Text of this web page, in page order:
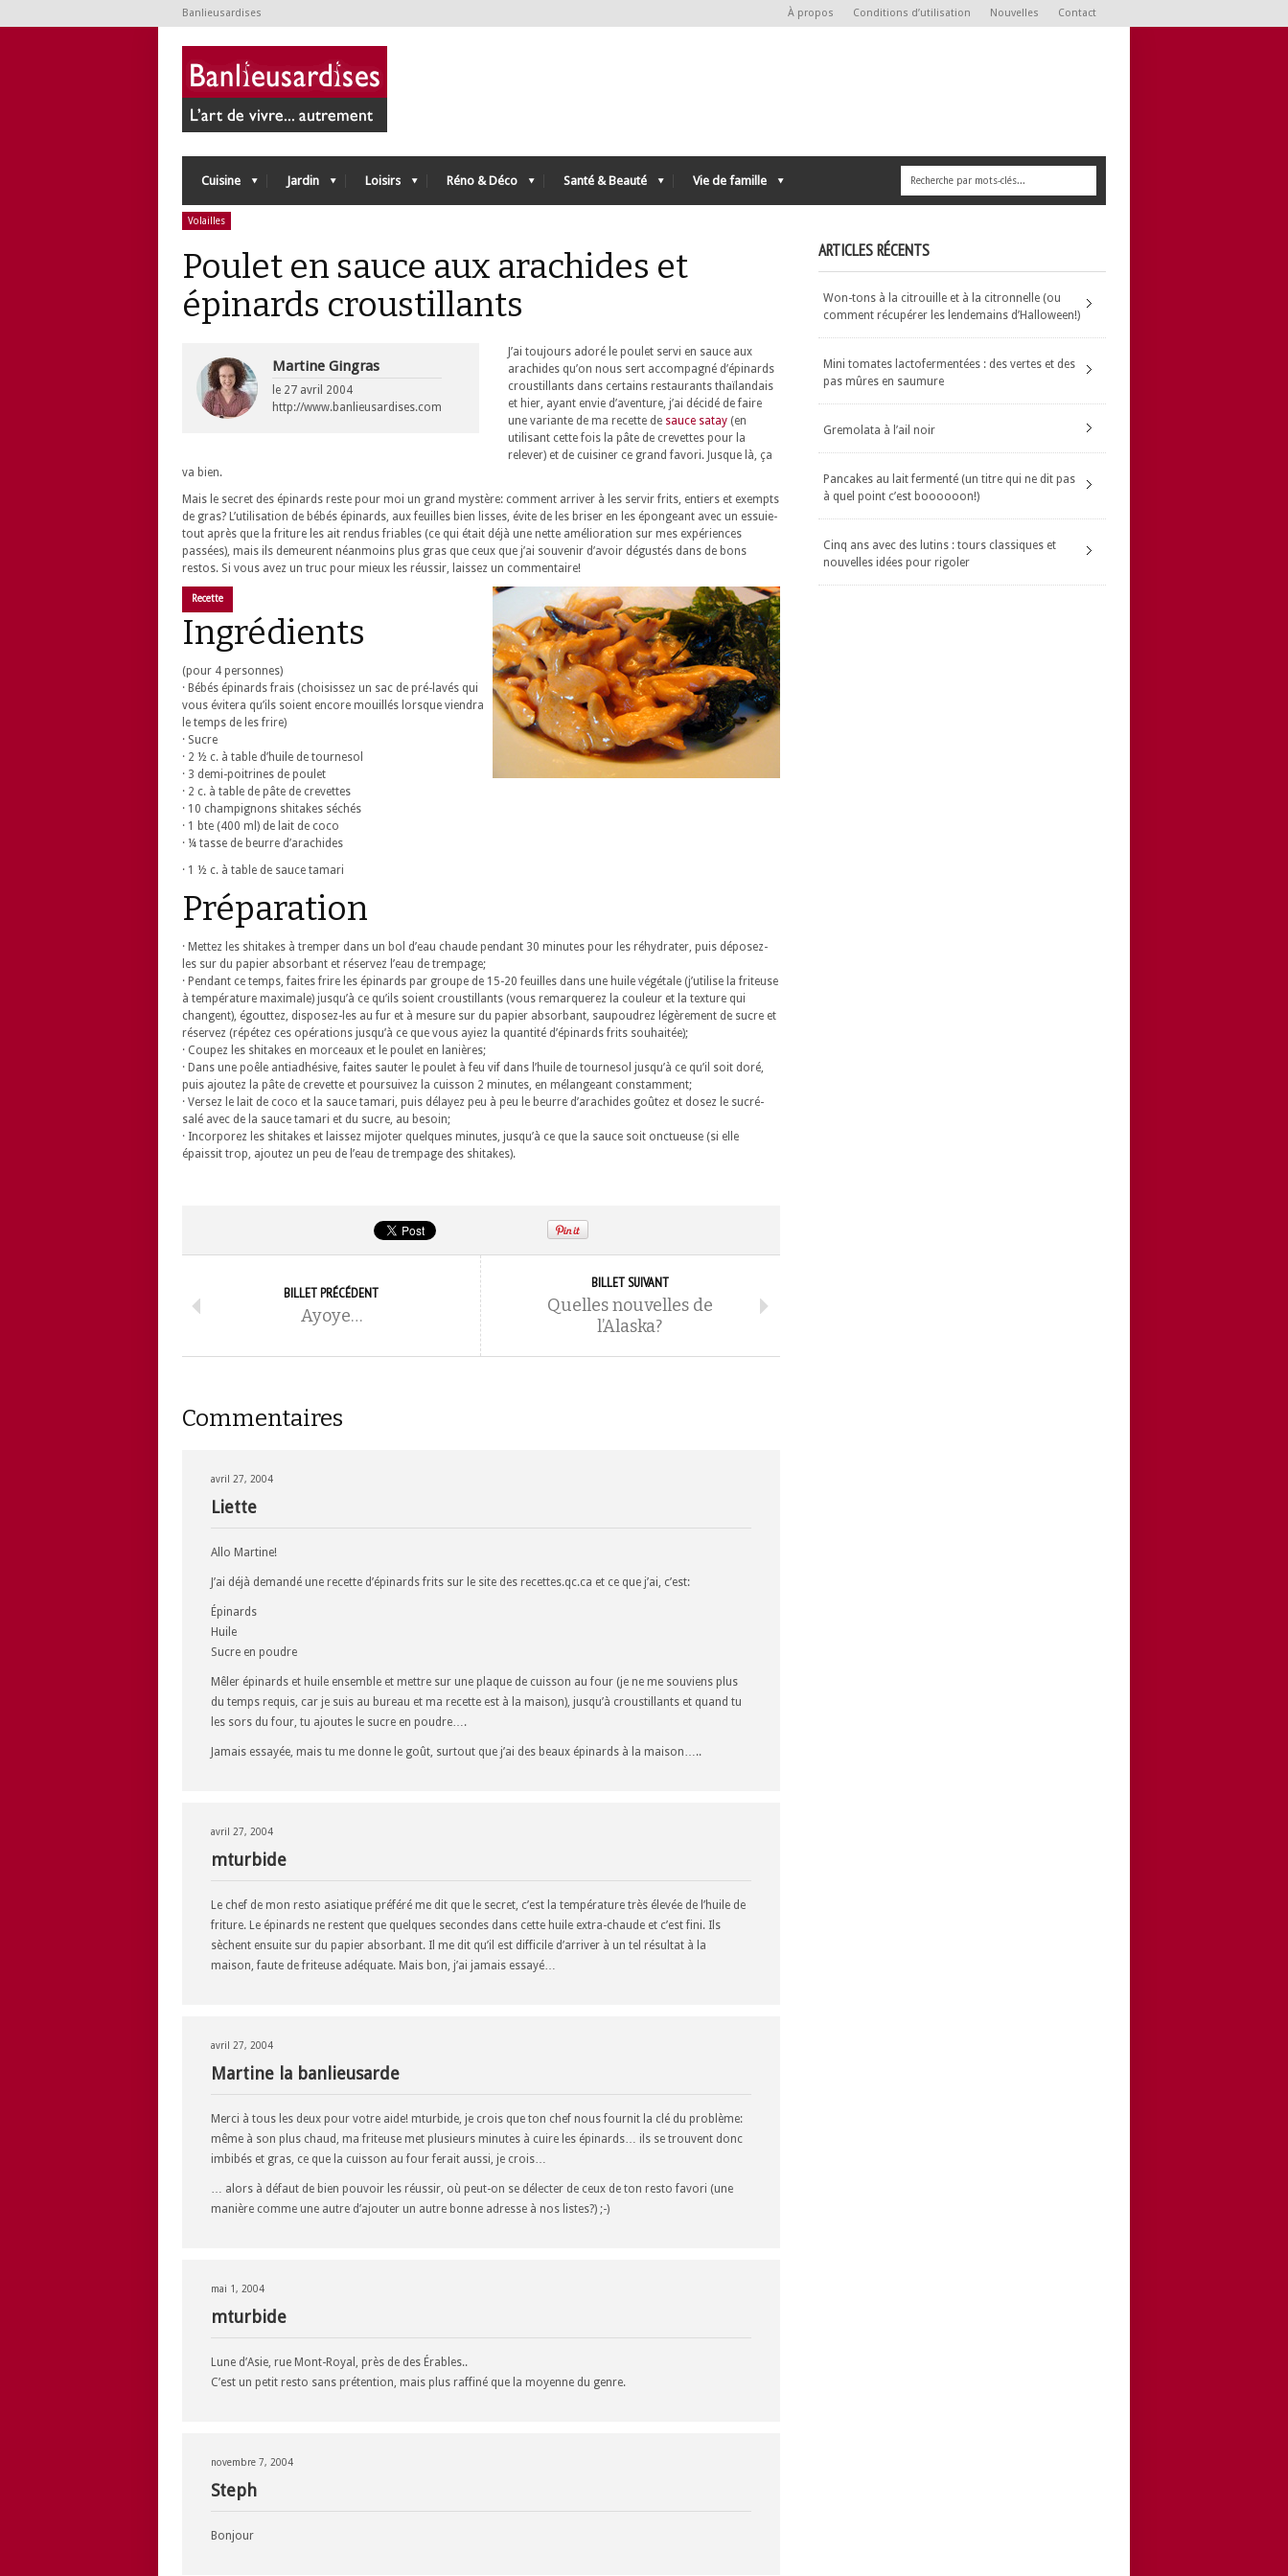
Banlieusardises À propos Conditions d’utilisation Nouvelles Contact
Cuisine Jardin Loisirs Réno & Déco Santé & Beauté Vie de famille
Volailles
Poulet en sauce aux arachides et
épinards croustillants
Martine Gingras
le 27 avril 2004
http://www.banlieusardises.com
J’ai toujours adoré le poulet servi en sauce aux
arachides qu’on nous sert accompagné d’épinards
croustillants dans certains restaurants thaïlandais
et hier, ayant envie d’aventure, j’ai décidé de faire
une variante de ma recette de sauce satay (en
utilisant cette fois la pâte de crevettes pour la
relever) et de cuisiner ce grand favori. Jusque là, ça
va bien.
Mais le secret des épinards reste pour moi un grand mystère: comment arriver à les servir frits, entiers et exempts
de gras? L’utilisation de bébés épinards, aux feuilles bien lisses, évite de les briser en les épongeant avec un essuie-
tout après que la friture les ait rendus friables (ce qui était déjà une nette amélioration sur mes expériences
passées), mais ils demeurent néanmoins plus gras que ceux que j’ai souvenir d’avoir dégustés dans de bons
restos. Si vous avez un truc pour mieux les réussir, laissez un commentaire!
Recette
Ingrédients
(pour 4 personnes)
· Bébés épinards frais (choisissez un sac de pré-lavés qui
vous évitera qu’ils soient encore mouillés lorsque viendra
le temps de les frire)
· Sucre
· 2 ½ c. à table d’huile de tournesol
· 3 demi-poitrines de poulet
· 2 c. à table de pâte de crevettes
· 10 champignons shitakes séchés
· 1 bte (400 ml) de lait de coco
· ¼ tasse de beurre d’arachides
· 1 ½ c. à table de sauce tamari
Préparation
· Mettez les shitakes à tremper dans un bol d’eau chaude pendant 30 minutes pour les réhydrater, puis déposez-
les sur du papier absorbant et réservez l’eau de trempage;
· Pendant ce temps, faites frire les épinards par groupe de 15-20 feuilles dans une huile végétale (j’utilise la friteuse
à température maximale) jusqu’à ce qu’ils soient croustillants (vous remarquerez la couleur et la texture qui
changent), égouttez, disposez-les au fur et à mesure sur du papier absorbant, saupoudrez légèrement de sucre et
réservez (répétez ces opérations jusqu’à ce que vous ayiez la quantité d’épinards frits souhaitée);
· Coupez les shitakes en morceaux et le poulet en lanières;
· Dans une poêle antiadhésive, faites sauter le poulet à feu vif dans l’huile de tournesol jusqu’à ce qu’il soit doré,
puis ajoutez la pâte de crevette et poursuivez la cuisson 2 minutes, en mélangeant constamment;
· Versez le lait de coco et la sauce tamari, puis délayez peu à peu le beurre d’arachides goûtez et dosez le sucré-
salé avec de la sauce tamari et du sucre, au besoin;
· Incorporez les shitakes et laissez mijoter quelques minutes, jusqu’à ce que la sauce soit onctueuse (si elle
épaissit trop, ajoutez un peu de l’eau de trempage des shitakes).
BILLET PRÉCÉDENT
Ayoye…
BILLET SUIVANT
Quelles nouvelles de
l’Alaska?
Commentaires
avril 27, 2004
Liette
Allo Martine!
J’ai déjà demandé une recette d’épinards frits sur le site des recettes.qc.ca et ce que j’ai, c’est:
Épinards
Huile
Sucre en poudre
Mêler épinards et huile ensemble et mettre sur une plaque de cuisson au four (je ne me souviens plus
du temps requis, car je suis au bureau et ma recette est à la maison), jusqu’à croustillants et quand tu
les sors du four, tu ajoutes le sucre en poudre….
Jamais essayée, mais tu me donne le goût, surtout que j’ai des beaux épinards à la maison…..
avril 27, 2004
mturbide
Le chef de mon resto asiatique préféré me dit que le secret, c’est la température très élevée de l’huile de
friture. Le épinards ne restent que quelques secondes dans cette huile extra-chaude et c’est fini. Ils
sèchent ensuite sur du papier absorbant. Il me dit qu’il est difficile d’arriver à un tel résultat à la
maison, faute de friteuse adéquate. Mais bon, j’ai jamais essayé…
avril 27, 2004
Martine la banlieusarde
Merci à tous les deux pour votre aide! mturbide, je crois que ton chef nous fournit la clé du problème:
même à son plus chaud, ma friteuse met plusieurs minutes à cuire les épinards… ils se trouvent donc
imbibés et gras, ce que la cuisson au four ferait aussi, je crois…
… alors à défaut de bien pouvoir les réussir, où peut-on se délecter de ceux de ton resto favori (une
manière comme une autre d’ajouter un autre bonne adresse à nos listes?) ;-)
mai 1, 2004
mturbide
Lune d’Asie, rue Mont-Royal, près de des Érables..
C’est un petit resto sans prétention, mais plus raffiné que la moyenne du genre.
novembre 7, 2004
Steph
Bonjour
ARTICLES RÉCENTS
Won-tons à la citrouille et à la citronnelle (ou
comment récupérer les lendemains d’Halloween!)
Mini tomates lactofermentées : des vertes et des
pas mûres en saumure
Gremolata à l’ail noir
Pancakes au lait fermenté (un titre qui ne dit pas
à quel point c’est boooooon!)
Cinq ans avec des lutins : tours classiques et
nouvelles idées pour rigoler